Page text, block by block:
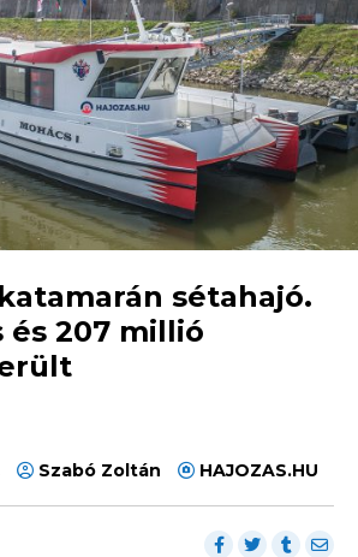
sétahajó.
és 207 millió
Szabó Zoltán HAJOZAS.HU